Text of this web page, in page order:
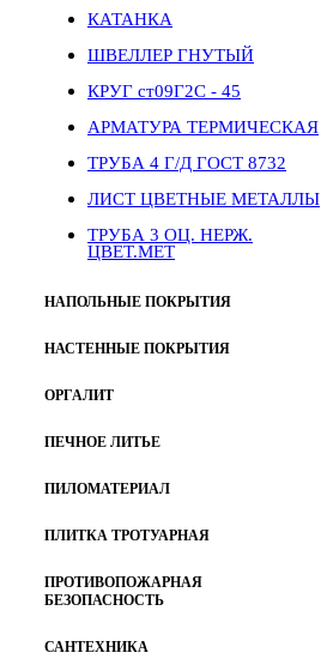
КАТАНКА
ШВЕЛЛЕР ГНУТЫЙ
КРУГ ст09Г2С - 45
АРМАТУРА ТЕРМИЧЕСКАЯ
ТРУБА 4 Г/Д ГОСТ 8732
ЛИСТ ЦВЕТНЫЕ МЕТАЛЛЫ
ТРУБА 3 ОЦ. НЕРЖ.
ЦВЕТ.МЕТ
НАПОЛЬНЫЕ ПОКРЫТИЯ
НАСТЕННЫЕ ПОКРЫТИЯ
ОРГАЛИТ
ПЕЧНОЕ ЛИТЬЕ
ПИЛОМАТЕРИАЛ
ПЛИТКА ТРОТУАРНАЯ
ПРОТИВОПОЖАРНАЯ
БЕЗОПАСНОСТЬ
САНТЕХНИКА